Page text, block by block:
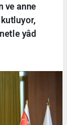
ve anne
kutluyor,
yâd